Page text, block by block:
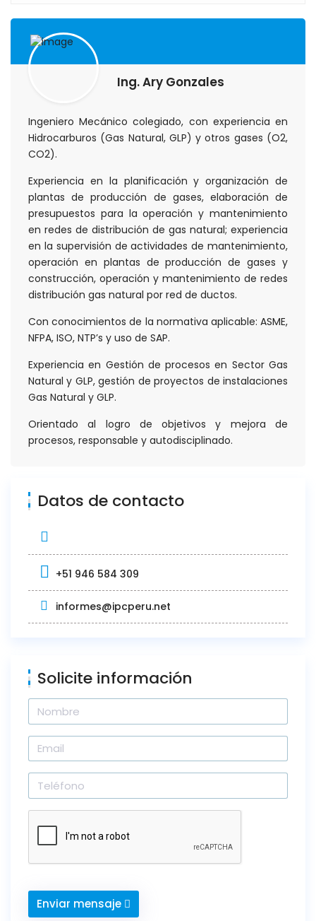
Ing. Ary Gonzales
Ingeniero Mecánico colegiado, con experiencia en
Hidrocarburos (Gas Natural, GLP) y otros gases (O2,
CO2).
Experiencia en la planificación y organización de
plantas de producción de gases, elaboración de
presupuestos para la operación y mantenimiento
en redes de distribución de gas natural; experiencia
en la supervisión de actividades de mantenimiento,
operación en plantas de producción de gases y
construcción, operación y mantenimiento de redes
distribución gas natural por red de ductos.
Con conocimientos de la normativa aplicable: ASME,
NFPA, ISO, NTP’s y uso de SAP.
Experiencia en Gestión de procesos en Sector Gas
Natural y GLP, gestión de proyectos de instalaciones
Gas Natural y GLP.
Orientado al logro de objetivos y mejora de
procesos, responsable y autodisciplinado.
Datos de contacto
+51 946 584 309
informes@ipcperu.net
Solicite información
Enviar mensaje